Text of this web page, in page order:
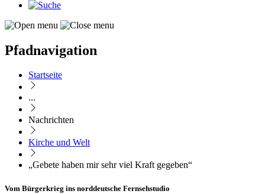
Pfadnavigation
Startseite
...
Nachrichten
Kirche und Welt
„Gebete haben mir sehr viel Kraft gegeben“
Vom Bürgerkrieg ins norddeutsche Fernsehstudio